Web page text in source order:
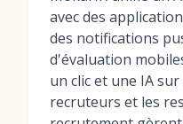
avec des
des notifications
d'évaluation
un clic et une IA
recruteurs et les